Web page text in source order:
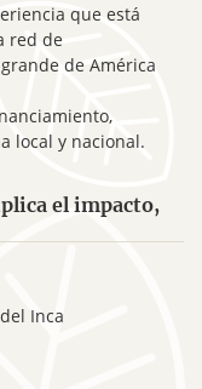
que está
red de
de América
local y nacional.
el impacto,
Inca